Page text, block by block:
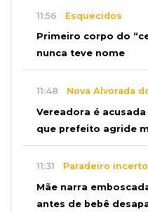
11:56 Esquecidos
Primeiro corpo do
nunca teve nome
11:48 Nova Alvorada
Vereadora é
que prefeito agride
11:31 Paradeiro incerto
Mãe narra
antes de bebê